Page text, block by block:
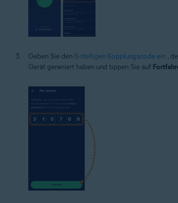
Geben Sie den 6-stelligen Kopplungscode ein ,
Gerät generiert haben und tippen Sie auf